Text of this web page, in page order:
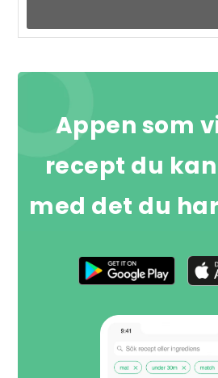
Appen som
recept du
med det du